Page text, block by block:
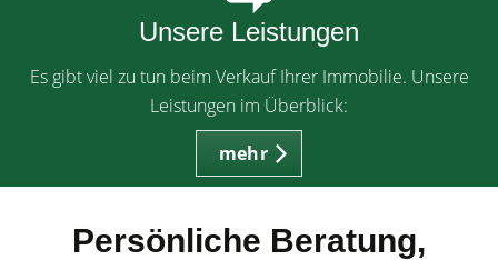
Unsere Leistungen
Es gibt viel zu tun beim Verkauf Ihrer Immobilie. Unsere
Leistungen im Überblick:
mehr
Persönliche Beratung,